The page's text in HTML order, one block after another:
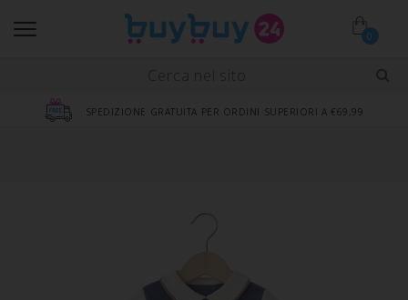
0
SPEDIZIONE GRATUITA PER ORDINI SUPERIORI A €69,99